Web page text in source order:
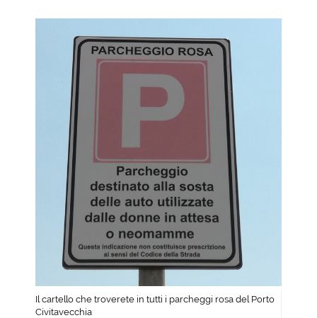
Il cartello che troverete in tutti i parcheggi rosa del Porto
Civitavecchia